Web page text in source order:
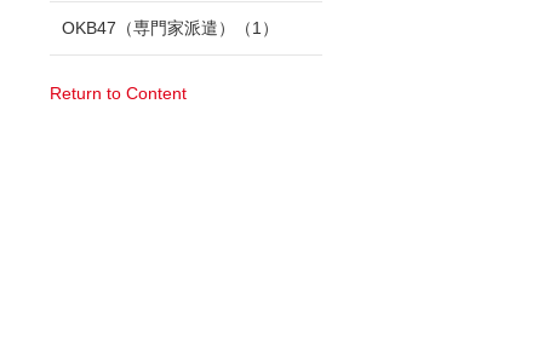
OKB47（専門家派遣） （1）
Return to Content